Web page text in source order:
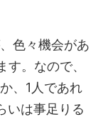
色々機会があ
。なので、
、1人であれ
いは事足りる